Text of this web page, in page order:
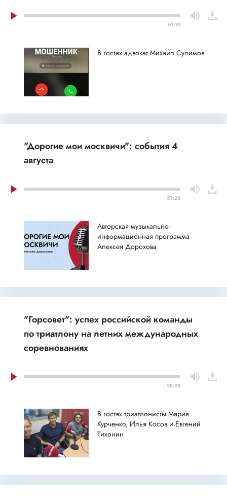
51:10
В гостях адвокат Михаил Сулимов
"Дорогие мои москвичи": события 4
августа
53:26
Авторская музыкально-
информационная программа
Алексея Дорохова
"Горсовет": успех российской команды
по триатлону на летних международных
соревнованиях
28:28
В гостях триатлонисты Мария
Курченко, Илья Косов и Евгений
Тихонин